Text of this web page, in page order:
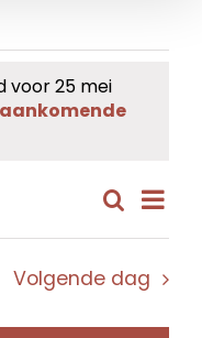
voor 25 mei
en
Zoeken
Dag
Volgende dag